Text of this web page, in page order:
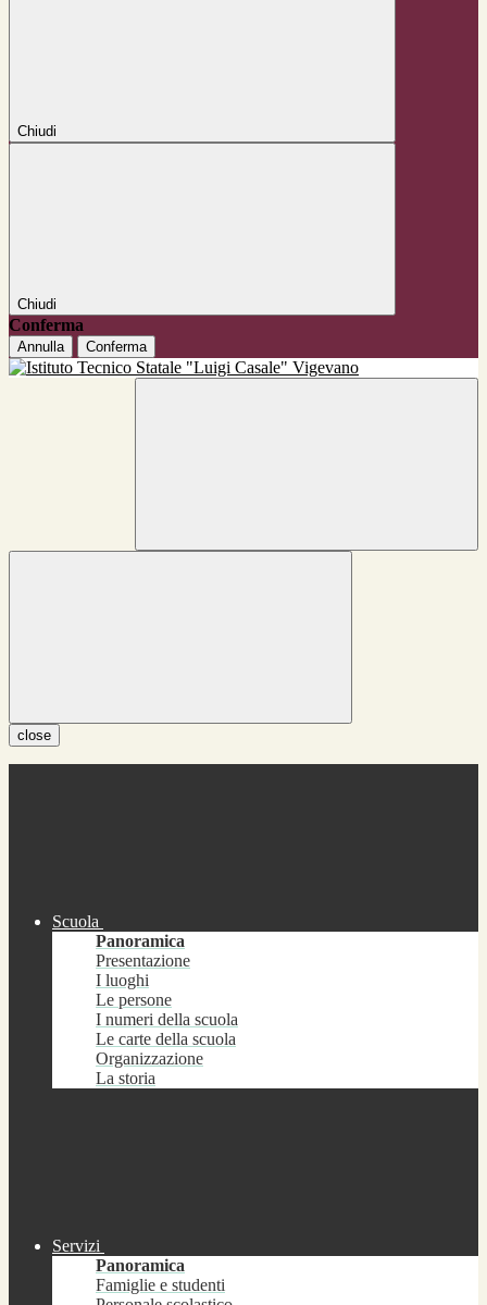
Chiudi
Chiudi
Conferma
Annulla Conferma
close
Scuola
Panoramica
Presentazione
I luoghi
Le persone
I numeri della scuola
Le carte della scuola
Organizzazione
La storia
Servizi
Panoramica
Famiglie e studenti